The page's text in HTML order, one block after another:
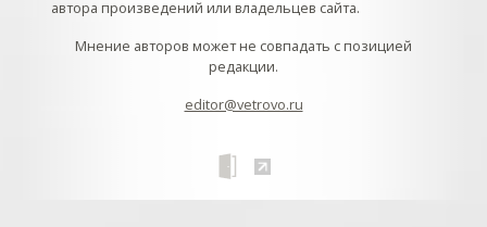
автора произведений или владельцев сайта.
Мнение авторов может не совпадать с позицией
редакции.
editor@vetrovo.ru